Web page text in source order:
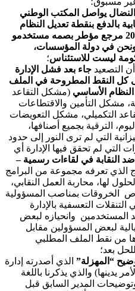
يواصل المكتب الوطني
بالدفع بنقطة تعديل النظام
الأساسي، فاتفاق 27يونيو2011 مرجع مؤطر بصمه مستخدمو
ونحن في دولة المؤسسات،
ليست للاستئناس؛
التصعيد جاء بعد فشل الإدارة
كل النقط المطروحة في الملف
الأساسي (مشكل التقاعد
مشكل التأمين والاقتطاعات
التكميلي، مشكل التعويضات
الترقية بجميع أصنافها،
التي لم ترى النور إلى حدود
التي لم تحقق فيها الإدارة أي
النقابة في لقاءات رسمية –
الذي تعرفه مجموعة من البرامج
لها، محاربة العمل النقابي،
الخروقات بمناصب المسؤولية
التعسفية بالإدارة
المستخدمين وانحيازه لبعض
لبعض المسؤولين مقابل
من نقط الملف المطلبي
بعد؛
“المهزلة” الذي أصدرته إدارة
يدينها) والذي يذكرنا باللغة
المدير السابق قبل